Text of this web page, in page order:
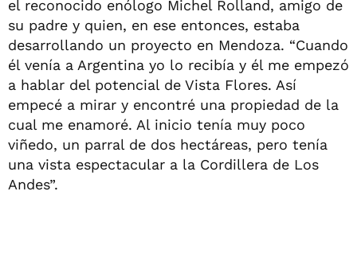
el reconocido enólogo Michel Rolland, amigo de
su padre y quien, en ese entonces, estaba
desarrollando un proyecto en Mendoza. “Cuando
él venía a Argentina yo lo recibía y él me empezó
a hablar del potencial de Vista Flores. Así
empecé a mirar y encontré una propiedad de la
cual me enamoré. Al inicio tenía muy poco
viñedo, un parral de dos hectáreas, pero tenía
una vista espectacular a la Cordillera de Los
Andes”.